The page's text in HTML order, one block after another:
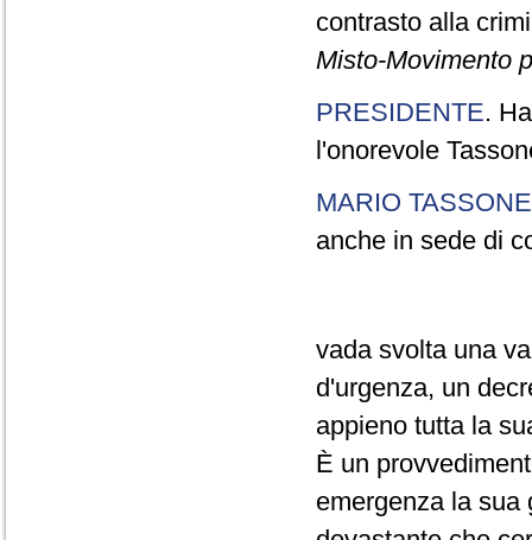
contrasto alla
Misto-Movimento
PRESIDENTE.
l'onorevole
MARIO TASSONE
anche in sede di
vada svolta una
d'urgenza, un
appieno tutta la
È un
emergenza la sua